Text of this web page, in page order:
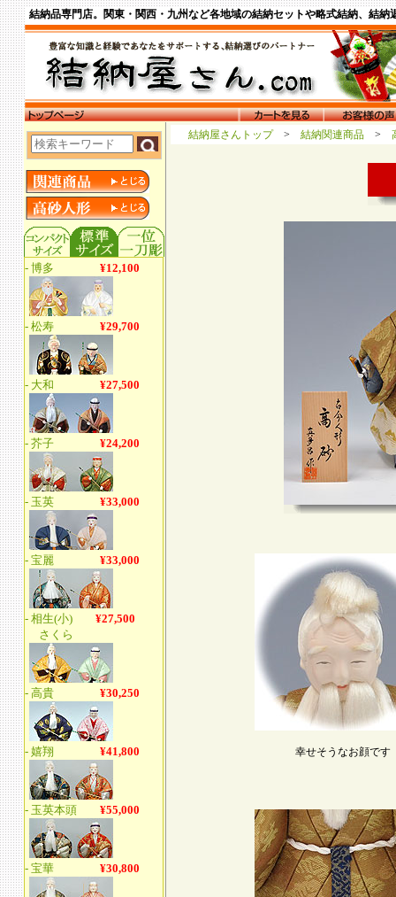
結納品専門店。関東・関西・九州など各地域の結納セットや略式結納、結
結納屋さんトップ > 結納関連商品 >
幸せそうなお顔です